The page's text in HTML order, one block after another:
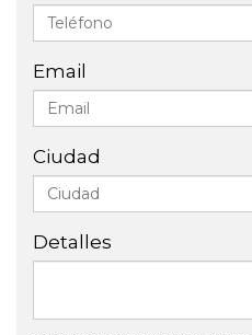
Email
Ciudad
Detalles